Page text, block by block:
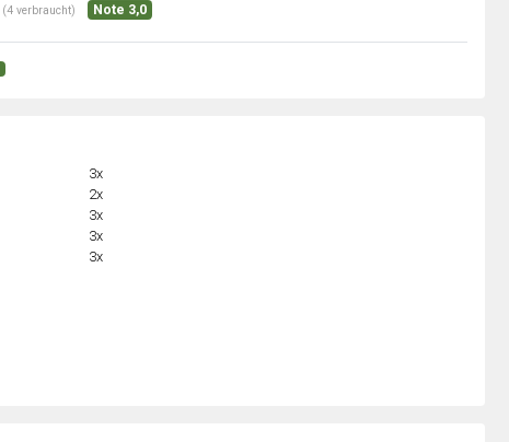
(4 verbraucht) Note 3,0
3x
2x
3x
3x
3x